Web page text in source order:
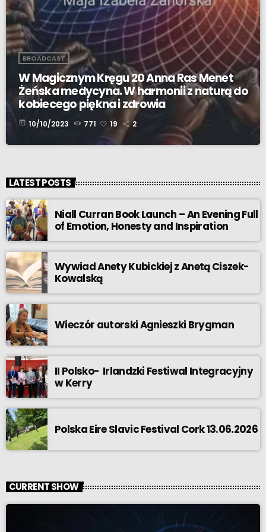
BROADCAST
W Magicznym Kręgu 20 Anna Ras Menet
Żeńska medycyna. W harmonii z naturą do
kobiecego piękna i zdrowia
today 10/10/2023 771 19 2
LATEST POSTS
Niall Curran Book Launch – An Evening Full
of Emotion, Honesty and Inspiration
Wywiad Anety Kubickiej z Anetą Ciszek-
Kowalską
Wieczór autorski Agnieszki Brygman
II Polsko- Irlandzki Festiwal Integracyjny
w Kerry
Polska Eire Slavic Festival Cork 13.06.2026
CURRENT SHOW